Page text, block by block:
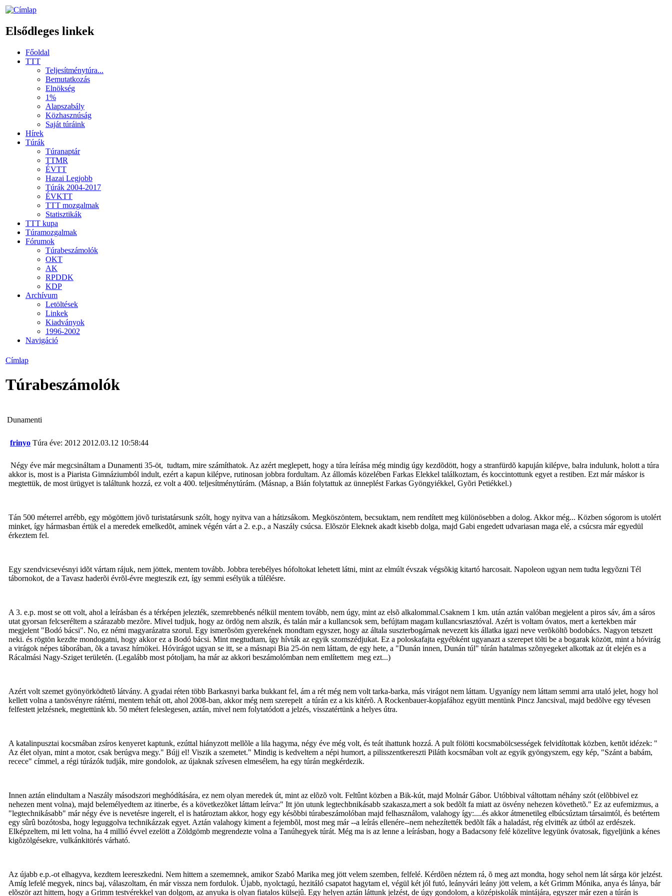
Elsődleges linkek
Főoldal
TTT
Teljesítménytúra...
Bemutatkozás
Elnökség
1%
Alapszabály
Közhasznúság
Saját túráink
Hírek
Túrák
Túranaptár
TTMR
ÉVTT
Hazai Legjobb
Túrák 2004-2017
ÉVKTT
TTT mozgalmak
Statisztikák
TTT kupa
Túramozgalmak
Fórumok
Túrabeszámolók
OKT
AK
RPDDK
KDP
Archívum
Letöltések
Linkek
Kiadványok
1996-2002
Navigáció
Címlap
Túrabeszámolók
Dunamenti
frinyo Túra éve: 2012 2012.03.12 10:58:44
Négy éve már megcsináltam a Dunamenti 35-öt, tudtam, mire számíthatok. Az azért meglepett, hogy a túra leírása még mindig úgy kezdõdött, hogy a stranfürdõ kapuján kilépve, balra indulunk, holott a túra
akkor is, most is a Piarista Gimnáziumból indult, ezért a kapun kilépve, rutinosan jobbra fordultam. Az állomás közelében Farkas Elekkel találkoztam, és koccintottunk egyet a restiben. Ezt már máskor is
megtettük, de most ürügyet is találtunk hozzá, ez volt a 400. teljesítménytúrám. (Másnap, a Bián folytattuk az ünneplést Farkas Gyöngyiékkel, Gyõri Petiékkel.)
Tán 500 méterrel arrébb, egy mögöttem jövõ turistatársunk szólt, hogy nyitva van a hátizsákom. Megköszöntem, becsuktam, nem rendített meg különösebben a dolog. Akkor még... Közben sógorom is utolért
minket, így hármasban értük el a meredek emelkedõt, aminek végén várt a 2. e.p., a Naszály csúcsa. Elõször Eleknek akadt kisebb dolga, majd Gabi engedett udvariasan maga elé, a csúcsra már egyedül
érkeztem fel.
Egy szendvicsevésnyi idõt vártam rájuk, nem jöttek, mentem tovább. Jobbra terebélyes hófoltokat lehetett látni, mint az elmúlt évszak végsõkig kitartó harcosait. Napoleon ugyan nem tudta legyõzni Tél
tábornokot, de a Tavasz haderõi évrõl-évre megteszik ezt, így semmi esélyük a túlélésre.
A 3. e.p. most se ott volt, ahol a leírásban és a térképen jelezték, szemrebbenés nélkül mentem tovább, nem úgy, mint az elsõ alkalommal.Csaknem 1 km. után aztán valóban megjelent a piros sáv, ám a sáros
utat gyorsan felcseréltem a szárazabb mezõre. Mivel tudjuk, hogy az ördög nem alszik, és talán már a kullancsok sem, befújtam magam kullancsriasztóval. Azért is voltam óvatos, mert a kertekben már
megjelent "Bodó bácsi". No, ez némi magyarázatra szorul. Egy ismerõsöm gyerekének mondtam egyszer, hogy az általa suszterbogárnak nevezett kis állatka igazi neve verõköltõ bodobács. Nagyon tetszett
neki. és rögtön kezdte mondogatni, hogy akkor ez a Bodó bácsi. Mint megtudtam, így hívták az egyik szomszédjukat. Ez a poloskafajta egyébként ugyanazt a szerepet tölti be a bogarak között, mint a hóvirág
a virágok népes táborában, õk a tavasz hírnökei. Hóvirágot ugyan se itt, se a másnapi Bia 25-ön nem láttam, de egy hete, a "Dunán innen, Dunán túl" túrán hatalmas szõnyegeket alkottak az út elején es a
Rácalmási Nagy-Sziget területén. (Legalább most pótoljam, ha már az akkori beszámolómban nem említettem meg ezt...)
Azért volt szemet gyönyörködtetõ látvány. A gyadai réten több Barkasnyi barka bukkant fel, ám a rét még nem volt tarka-barka, más virágot nem láttam. Ugyanígy nem láttam semmi arra utaló jelet, hogy hol
kellett volna a tanösvényre rátérni, mentem tehát ott, ahol 2008-ban, akkor még nem szerepelt a túrán ez a kis kitérõ. A Rockenbauer-kopjafához együtt mentünk Pincz Jancsival, majd bedõlve egy tévesen
felfestett jelzésnek, megtettünk kb. 50 métert feleslegesen, aztán, mivel nem folytatódott a jelzés, visszatértünk a helyes útra.
A katalinpusztai kocsmában zsíros kenyeret kaptunk, ezúttal hiányzott mellõle a lila hagyma, négy éve még volt, és teát ihattunk hozzá. A pult fölötti kocsmabölcsességek felvidítottak közben, kettõt idézek: "
Az élet olyan, mint a motor, csak berúgva megy." Bújj el! Viszik a szemetet." Mindig is kedveltem a népi humort, a pilisszentkereszti Piláth kocsmában volt az egyik gyöngyszem, egy kép, "Szánt a babám,
recece" címmel, a régi túrázók tudják, mire gondolok, az újaknak szívesen elmesélem, ha egy túrán megkérdezik.
Innen aztán elindultam a Naszály másodszori meghódítására, ez nem olyan meredek út, mint az elõzõ volt. Feltûnt közben a Bik-kút, majd Molnár Gábor. Utóbbival váltottam néhány szót (elõbbivel ez
nehezen ment volna), majd belemélyedtem az itinerbe, és a következõket láttam leírva:" Itt jön utunk legtechbnikásabb szakasza,mert a sok bedõlt fa miatt az ösvény nehezen követhetõ." Ez az eufemizmus, a
"legtechnikásabb" már négy éve is nevetésre ingerelt, el is határoztam akkor, hogy egy késõbbi túrabeszámolóban majd felhasználom, valahogy így:....és akkor átmenetileg elbúcsúztam társaimtól, és betértem
egy sûrû bozótosba, hogy leguggolva technikázzak egyet. Aztán valahogy kiment a fejembõl, most meg már --a leírás ellenére--nem nehezítették bedõlt fák a haladást, rég elvitték az útból az erdészek.
Elképzeltem, mi lett volna, ha 4 millió évvel ezelött a Zöldgömb megrendezte volna a Tanúhegyek túrát. Még ma is az lenne a leírásban, hogy a Badacsony felé közelítve legyünk óvatosak, figyeljünk a kénes
kigõzölgésekre, vulkánkitörés várható.
Az újabb e.p.-ot elhagyva, kezdtem leereszkedni. Nem hittem a szememnek, amikor Szabó Marika meg jött velem szemben, felfelé. Kérdõen néztem rá, õ meg azt mondta, hogy sehol nem lát sárga kör jelzést.
Amíg lefelé megyek, nincs baj, válaszoltam, én már vissza nem fordulok. Újabb, nyolctagú, hezitáló csapatot hagytam el, végül két jól futó, leányvári leány jött velem, a két Grimm Mónika, anya és lánya, bár
elõször azt hittem, hogy a Grimm testvérekkel van dolgom, az anyuka is olyan fiatalos külsejû. Egy helyen aztán láttunk jelzést, de úgy gondolom, a középiskolák mintájára, egyszer már ezen a túrán is